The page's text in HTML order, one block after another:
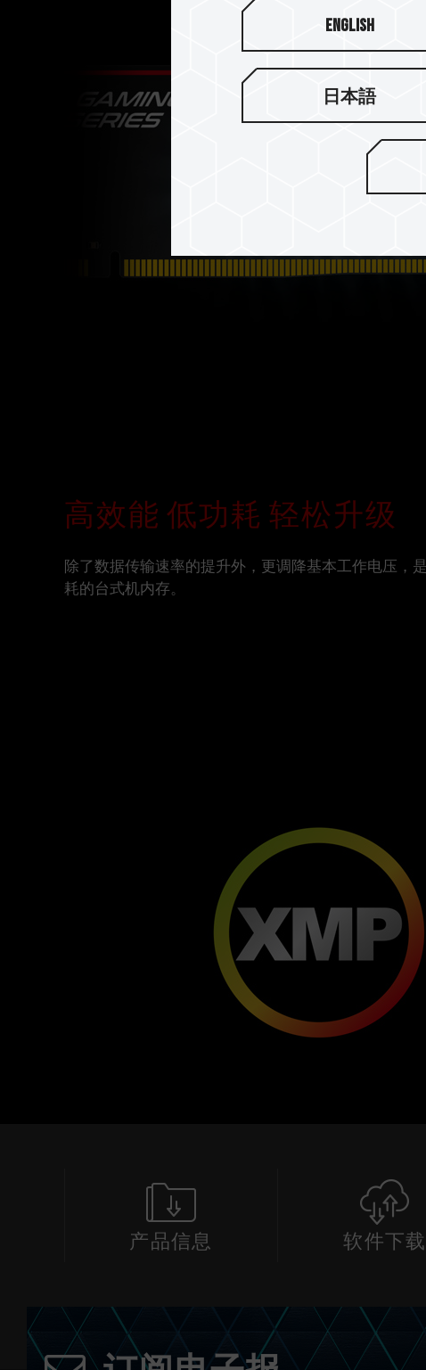
高效能 低功耗 轻松升级
除了数据传输速率的提升外，更调降基本工作电压，
耗的台式机内存。
产品信息 软件下载
English
日本語